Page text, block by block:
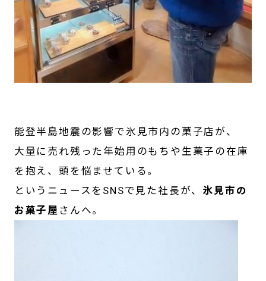
能登半島地震の影響で氷見市内の菓子店が、
大量に売れ残った年始用のもちや生菓子の在庫
を抱え、頭を悩ませている。
というニュースをSNSで見た社長が、 氷見市の
お菓子屋 さんへ。